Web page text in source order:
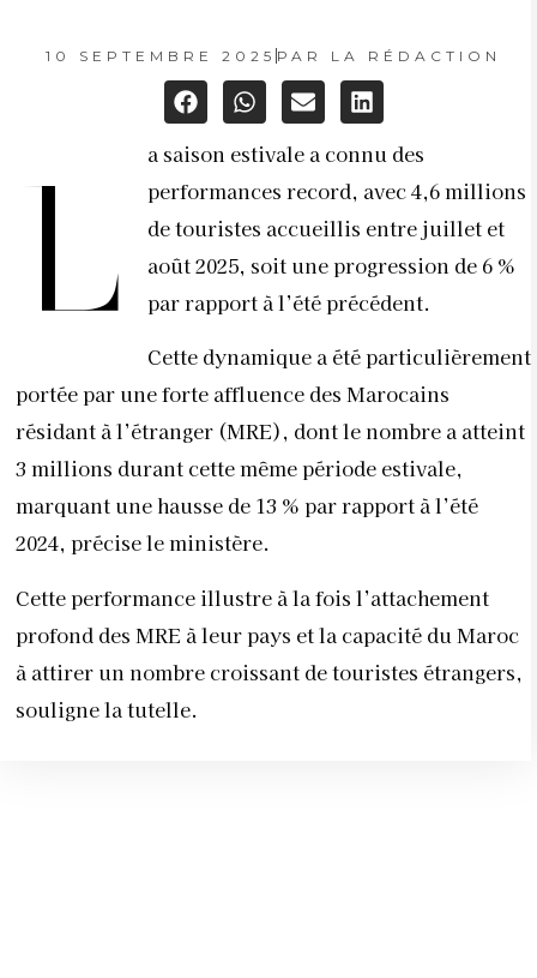
10 SEPTEMBRE 2025 PAR LA RÉDACTION
L
a saison estivale a connu des
performances record, avec 4,6 millions
de touristes accueillis entre juillet et
août 2025, soit une progression de 6 %
par rapport à l’été précédent.
Cette dynamique a été particulièrement
portée par une forte affluence des Marocains
résidant à l’étranger (MRE), dont le nombre a atteint
3 millions durant cette même période estivale,
marquant une hausse de 13 % par rapport à l’été
2024, précise le ministère.
Cette performance illustre à la fois l’attachement
profond des MRE à leur pays et la capacité du Maroc
à attirer un nombre croissant de touristes étrangers,
souligne la tutelle.